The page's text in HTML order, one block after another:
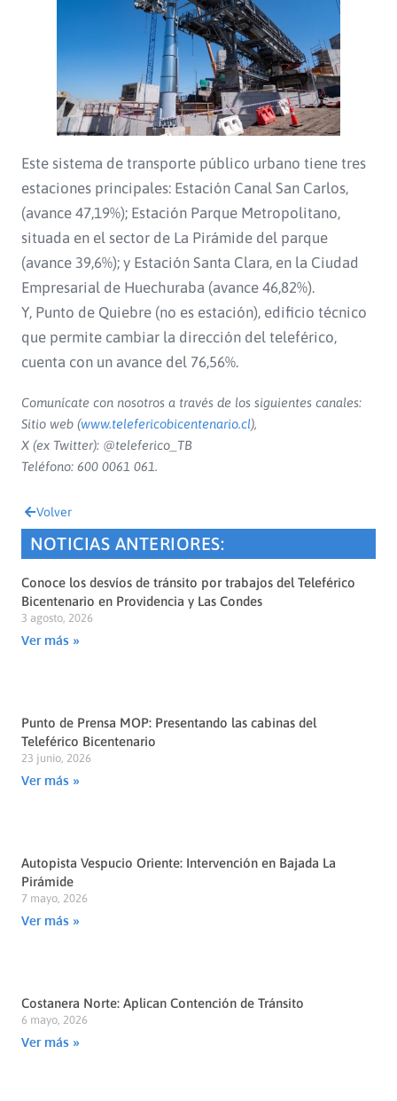
Este sistema de transporte público urbano tiene tres
estaciones principales: Estación Canal San Carlos,
(avance 47,19%); Estación Parque Metropolitano,
situada en el sector de La Pirámide del parque
(avance 39,6%); y Estación Santa Clara, en la Ciudad
Empresarial de Huechuraba (avance 46,82%).
Y, Punto de Quiebre (no es estación), edificio técnico
que permite cambiar la dirección del teleférico,
cuenta con un avance del 76,56%.
Comunícate con nosotros a través de los siguientes canales:
Sitio web (www.telefericobicentenario.cl),
X (ex Twitter): @teleferico_TB
Teléfono: 600 0061 061.
Volver
NOTICIAS ANTERIORES:
Conoce los desvíos de tránsito por trabajos del Teleférico
Bicentenario en Providencia y Las Condes
3 agosto, 2026
Ver más »
Punto de Prensa MOP: Presentando las cabinas del
Teleférico Bicentenario
23 junio, 2026
Ver más »
Autopista Vespucio Oriente: Intervención en Bajada La
Pirámide
7 mayo, 2026
Ver más »
Costanera Norte: Aplican Contención de Tránsito
6 mayo, 2026
Ver más »